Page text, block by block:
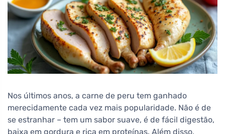
Nos últimos anos, a carne de peru tem ganhado
merecidamente cada vez mais popularidade. Não é de
se estranhar – tem um sabor suave, é de fácil digestão,
baixa em gordura e rica em proteínas. Além disso,